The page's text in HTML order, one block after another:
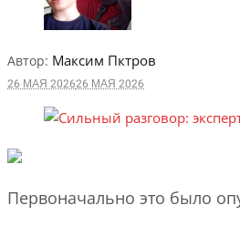
Автор: Максим Пктров
26 МАЯ 202626 МАЯ 2026
Первоначально это было